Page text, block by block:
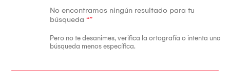
No encontramos ningún resultado para tu
búsqueda “”
Pero no te desanimes, verifica la ortografía o intenta una
búsqueda menos específica.